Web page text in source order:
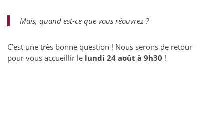
Mais, quand est-ce que vous réouvrez ?
C’est une très bonne question ! Nous serons de retour
pour vous accueillir le lundi 24 août à 9h30 !